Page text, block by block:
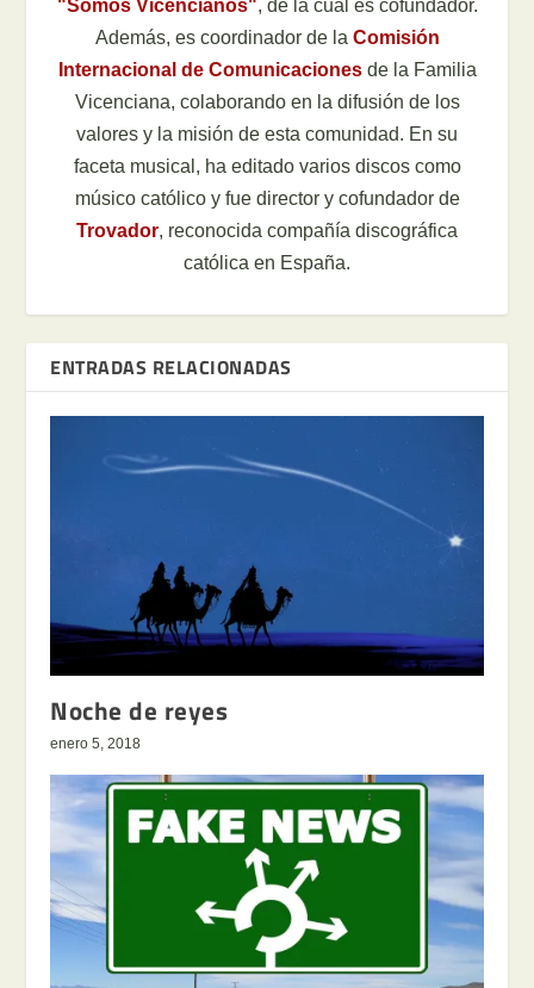
"Somos Vicencianos", de la cual es cofundador.
Además, es coordinador de la Comisión
Internacional de Comunicacionesde la Familia
Vicenciana, colaborando en la difusión de los
valores y la misión de esta comunidad. En su
faceta musical, ha editado varios discos como
músico católico y fue director y cofundador de
Trovador, reconocida compañía discográfica
católica en España.
ENTRADAS RELACIONADAS
Noche de reyes
enero 5, 2018